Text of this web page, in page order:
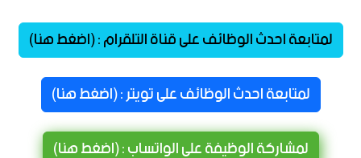
لمتابعة احدث الوظائف على قناة التلقرام : (اضغط هنا)
لمتابعة احدث الوظائف على تويتر : (اضغط هنا)
لمشاركة الوظيفة على الواتساب : (اضغط هنا)